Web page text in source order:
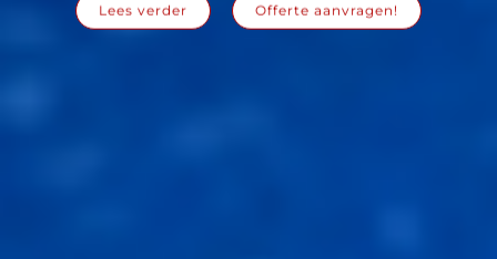
Lees verder Offerte aanvragen!